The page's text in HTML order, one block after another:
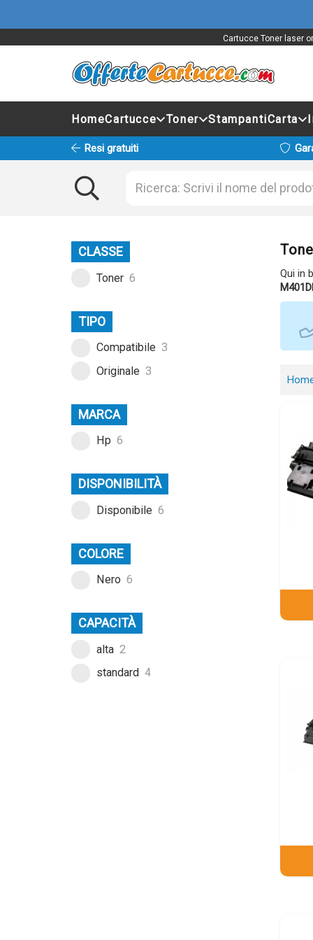
Cartucce Toner laser
HomeCartucce Toner StampantiCarta
Resi gratuiti
CLASSE
Toner 6
TIPO
Compatibile 3
Originale 3
MARCA
Hp 6
DISPONIBILITÀ
Disponibile 6
COLORE
Nero 6
CAPACITÀ
alta 2
standard 4
Qui in